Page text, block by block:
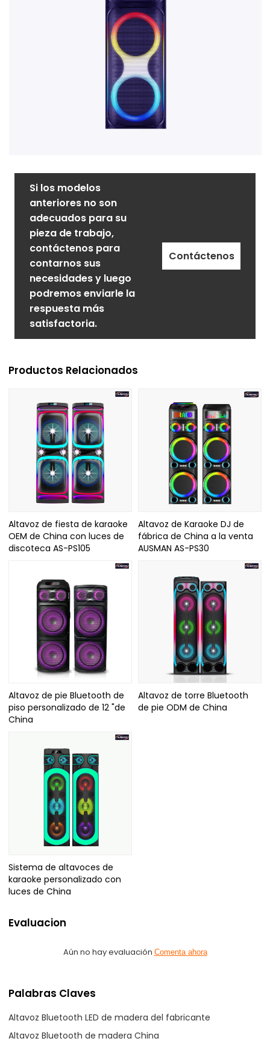
Si los modelos
anteriores no son
adecuados para su
pieza de trabajo,
contáctenos para
contarnos sus
necesidades y luego
podremos enviarle la
respuesta más
satisfactoria.
Contáctenos
Productos Relacionados
Altavoz de fiesta de karaoke
OEM de China con luces de
discoteca AS-PS105
Altavoz de Karaoke DJ de
fábrica de China a la venta
AUSMAN AS-PS30
Altavoz de pie Bluetooth de
piso personalizado de 12 "de
China
Altavoz de torre Bluetooth
de pie ODM de China
Sistema de altavoces de
karaoke personalizado con
luces de China
Evaluacion
Aún no hay evaluación Comenta ahora
Palabras Claves
Altavoz Bluetooth LED de madera del fabricante
Altavoz Bluetooth de madera China